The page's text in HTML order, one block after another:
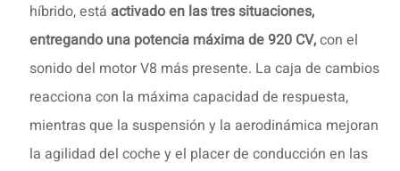
híbrido, está activado en las tres situaciones,
entregando una potencia máxima de 920 CV,con el
sonido del motor V8 más presente. La caja de cambios
reacciona con la máxima capacidad de respuesta,
mientras que la suspensión y la aerodinámica mejoran
la agilidad del coche y el placer de conducción en las